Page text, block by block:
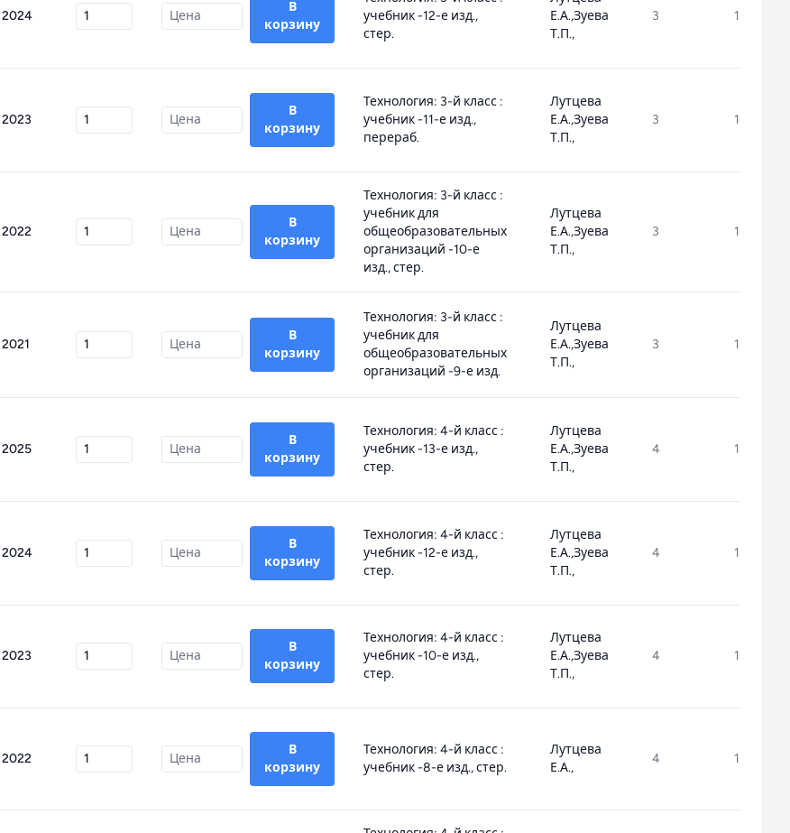
2024
В
корзину
учебник -12-е изд.,
стер.
Е.А.,Зуева
Т.П.,
3
2023
В
корзину
Технология: 3-й класс :
учебник -11-е изд.,
перераб.
Лутцева
Е.А.,Зуева
Т.П.,
3
2022
В
корзину
Технология: 3-й класс :
учебник для
общеобразовательных
организаций -10-е
изд., стер.
Лутцева
Е.А.,Зуева
Т.П.,
3
2021
В
корзину
Технология: 3-й класс :
учебник для
общеобразовательных
организаций -9-е изд.
Лутцева
Е.А.,Зуева
Т.П.,
3
2025
В
корзину
Технология: 4-й класс :
учебник -13-е изд.,
стер.
Лутцева
Е.А.,Зуева
Т.П.,
4
2024
В
корзину
Технология: 4-й класс :
учебник -12-е изд.,
стер.
Лутцева
Е.А.,Зуева
Т.П.,
4
2023
В
корзину
Технология: 4-й класс :
учебник -10-е изд.,
стер.
Лутцева
Е.А.,Зуева
Т.П.,
4
2022
В
корзину
Технология: 4-й класс :
учебник -8-е изд., стер.
Лутцева
Е.А.,
4